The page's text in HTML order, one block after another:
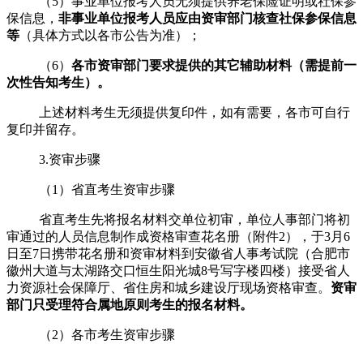
保信息， 非事业单位报考人员应由资审部门核查社保参保信息
等 （具体方式以各市公告为准）；
（6） 各市资审部门要求提供的其它辅助材料（需提前一
次性告知考生）。
上述材料考生无须提供复印件，如有需要，各市可自行
复印并留存。
3.资审步骤
（1 ）省直考生资审步骤
省直考生先将报名材料交单位初审，单位人事部门将初
审通过的人员信息制作成资格审查花名册（附件2），于3月 6
日至7日携带花名册和资审材料到安徽省人事考试院（合肥市
徽州大道与太湖路交口恒生阳光城8号写字楼四楼）接受省人
力资源社会保障厅、省住房和城乡建设厅现场资格审查。 资审
部门只受理符合属地原则考生的报名材料。
（2）各市考生资审步骤